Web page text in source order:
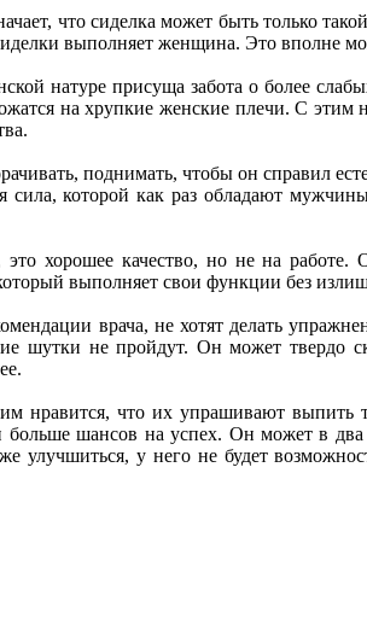
что сиделка может быть только
выполняет женщина. Это вполне
натуре присуща забота о более
на хрупкие женские плечи. С этим
поднимать, чтобы он справил
сила, которой как раз обладают
хорошее качество, но не на работе.
выполняет свои функции без
врача, не хотят делать
шутки не пройдут. Он может твердо
нравится, что их упрашивают выпить
шансов на успех. Он может в два
улучшиться, у него не будет